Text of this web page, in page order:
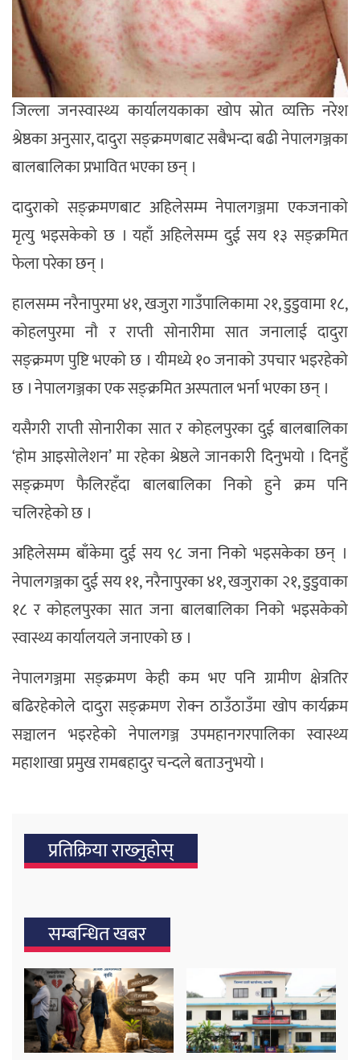
जिल्ला जनस्वास्थ्य कार्यालयकाका खोप स्रोत व्यक्ति नरेश
श्रेष्ठका अनुसार, दादुरा सङ्क्रमणबाट सबैभन्दा बढी नेपालगञ्जका
बालबालिका प्रभावित भएका छन् ।
दादुराको सङ्क्रमणबाट अहिलेसम्म नेपालगञ्जमा एकजनाको
मृत्यु भइसकेको छ । यहाँ अहिलेसम्म दुई सय १३ सङ्क्रमित
फेला परेका छन् ।
हालसम्म नरैनापुरमा ४१, खजुरा गाउँपालिकामा २१, डुडुवामा १८,
कोहलपुरमा नौ र राप्ती सोनारीमा सात जनालाई दादुरा
सङ्क्रमण पुष्टि भएको छ । यीमध्ये १० जनाको उपचार भइरहेको
छ । नेपालगञ्जका एक सङ्क्रमित अस्पताल भर्ना भएका छन् ।
यसैगरी राप्ती सोनारीका सात र कोहलपुरका दुई बालबालिका
‘होम आइसोलेशन’ मा रहेका श्रेष्ठले जानकारी दिनुभयो । दिनहुँ
सङ्क्रमण फैलिरहँदा बालबालिका निको हुने क्रम पनि
चलिरहेको छ ।
अहिलेसम्म बाँकेमा दुई सय ९८ जना निको भइसकेका छन् ।
नेपालगञ्जका दुई सय ११, नरैनापुरका ४१, खजुराका २१, डुडुवाका
१८ र कोहलपुरका सात जना बालबालिका निको भइसकेको
स्वास्थ्य कार्यालयले जनाएको छ ।
नेपालगञ्जमा सङ्क्रमण केही कम भए पनि ग्रामीण क्षेत्रतिर
बढिरहेकोले दादुरा सङ्क्रमण रोक्न ठाउँठाउँमा खोप कार्यक्रम
सञ्चालन भइरहेको नेपालगञ्ज उपमहानगरपालिका स्वास्थ्य
महाशाखा प्रमुख रामबहादुर चन्दले बताउनुभयो ।
प्रतिक्रिया राख्‍नुहोस्
सम्बन्धित खबर